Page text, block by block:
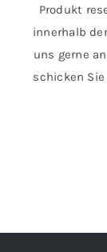
Produkt
innerhalb
uns gerne
schicken